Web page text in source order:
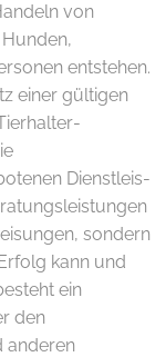
von
entstehen.
einer gültigen
Dienstleis­
sondern
kann und
ein
den
anderen